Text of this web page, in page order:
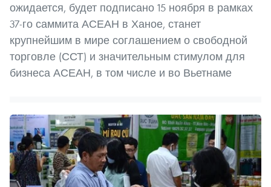
ожидается, будет подписано 15 ноября в рамках
37-го саммита АСЕАН в Ханое, станет
крупнейшим в мире соглашением о свободной
торговле (ССТ) и значительным стимулом для
бизнеса АСЕАН, в том числе и во Вьетнаме